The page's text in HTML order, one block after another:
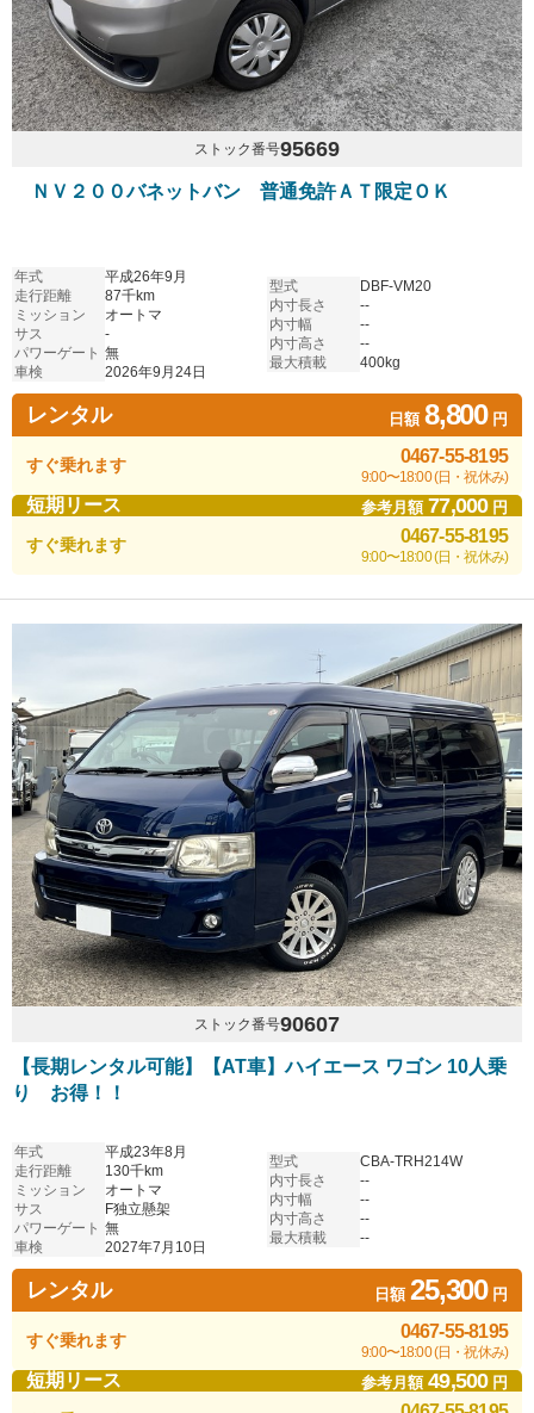
ストック番号95669
ＮＶ２００バネットバン 普通免許ＡＴ限定ＯＫ
年式
平成26年9月
走行距離
87千km
ミッション
オートマ
サス
-
パワーゲート 無
車検
2026年9月24日
型式
DBF-VM20
内寸長さ
--
内寸幅
--
内寸高さ
--
最大積載
400kg
レンタル 日額 8,800円
すぐ乗れます 0467-55-8195
9:00〜18:00 (日・祝休み)
短期リース 参考月額 77,000円
すぐ乗れます 0467-55-8195
9:00〜18:00 (日・祝休み)
ストック番号90607
【長期レンタル可能】【AT車】ハイエース ワゴン 10人乗
り お得！！
年式
平成23年8月
走行距離
130千km
ミッション
オートマ
サス
F独立懸架
パワーゲート 無
車検
2027年7月10日
型式
CBA-TRH214W
内寸長さ
--
内寸幅
--
内寸高さ
--
最大積載
--
レンタル 日額25,300円
すぐ乗れます 0467-55-8195
9:00〜18:00 (日・祝休み)
短期リース 参考月額49,500円